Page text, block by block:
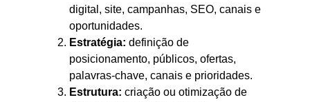
digital, site, campanhas, SEO, canais e
oportunidades.
Estratégia: definição de
posicionamento, públicos, ofertas,
palavras-chave, canais e prioridades.
Estrutura: criação ou otimização de